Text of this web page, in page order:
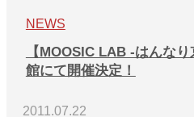
NEWS
【MOOSIC LAB -はんな
館にて開催決定！
2011.07.22